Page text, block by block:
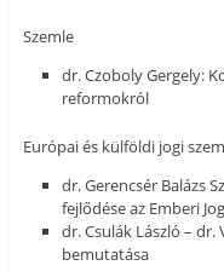
Szemle
dr. Czoboly Gergely:
reformokról
Európai és külföldi jogi
dr. Gerencsér Balázs
fejlődése az Emberi
dr. Csulák László –
bemutatása